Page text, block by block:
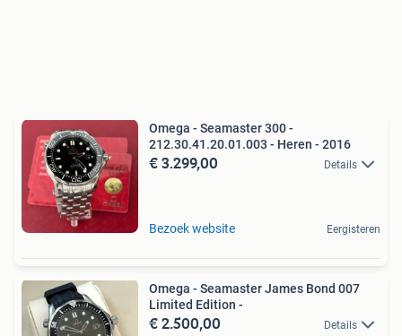
Omega - Seamaster 300 -
212.30.41.20.01.003 - Heren - 2016
€ 3.299,00 Details
Bezoek website Eergisteren
Omega - Seamaster James Bond 007
Limited Edition -
€ 2.500,00 Details